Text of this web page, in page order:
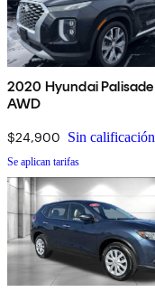
2020 Hyundai Palisade
AWD
$24,900 Sin calificación
Se aplican tarifas